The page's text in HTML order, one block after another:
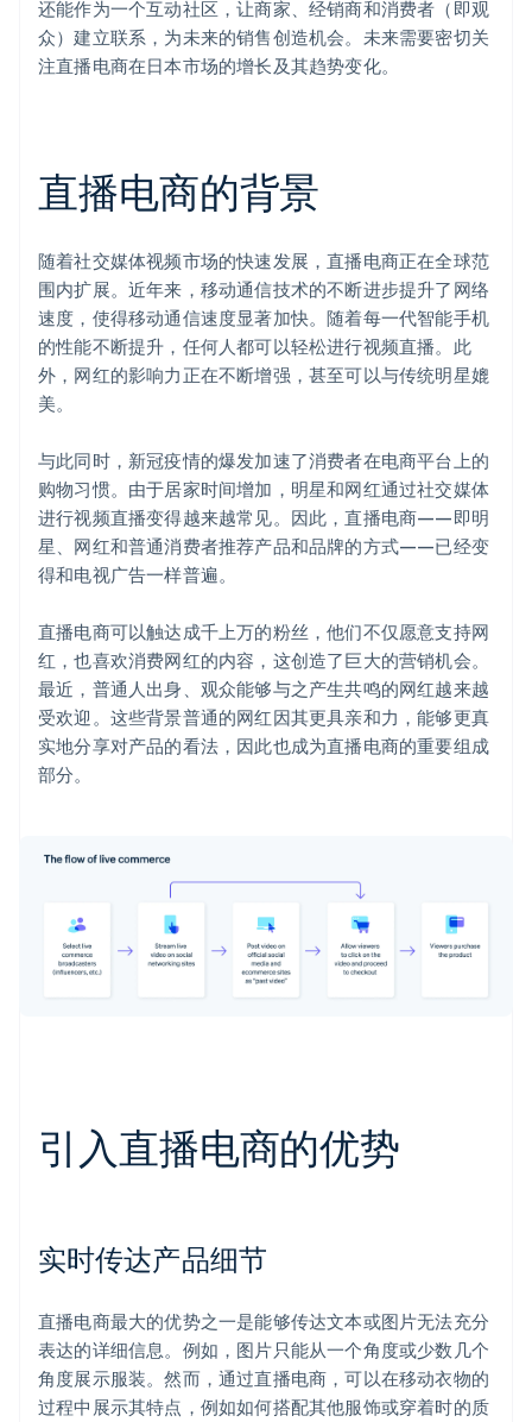
还能作为一个互动社区，让商家、经销商和消费者（即观
众）建立联系，为未来的销售创造机会。未来需要密切关
注直播电商在日本市场的增长及其趋势变化。
直播电商的背景
随着社交媒体视频市场的快速发展，直播电商正在全球范
围内扩展。近年来，移动通信技术的不断进步提升了网络
速度，使得移动通信速度显著加快。随着每一代智能手机
的性能不断提升，任何人都可以轻松进行视频直播。此
外，网红的影响力正在不断增强，甚至可以与传统明星媲
美。
与此同时，新冠疫情的爆发加速了消费者在电商平台上的
购物习惯。由于居家时间增加，明星和网红通过社交媒体
进行视频直播变得越来越常见。因此，直播电商——即明
星、网红和普通消费者推荐产品和品牌的方式——已经变
得和电视广告一样普遍。
直播电商可以触达成千上万的粉丝，他们不仅愿意支持网
红，也喜欢消费网红的内容，这创造了巨大的营销机会。
最近，普通人出身、观众能够与之产生共鸣的网红越来越
受欢迎。这些背景普通的网红因其更具亲和力，能够更真
实地分享对产品的看法，因此也成为直播电商的重要组成
部分。
引入直播电商的优势
实时传达产品细节
直播电商最大的优势之一是能够传达文本或图片无法充分
表达的详细信息。例如，图片只能从一个角度或少数几个
角度展示服装。然而，通过直播电商，可以在移动衣物的
过程中展示其特点，例如如何搭配其他服饰或穿着时的质